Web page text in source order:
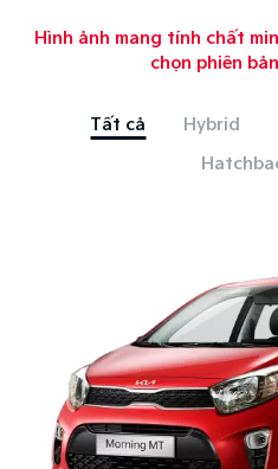
Hình ảnh mang tính chất
chọn phiên
Tất cả Hybrid